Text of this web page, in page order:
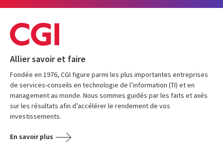
Allier savoir et faire
Fondée en 1976, CGI figure parmi les plus importantes entreprises
de services-conseils en technologie de l’information (TI) et en
management au monde. Nous sommes guidés par les faits et axés
sur les résultats afin d’accélérer le rendement de vos
investissements.
En savoir plus